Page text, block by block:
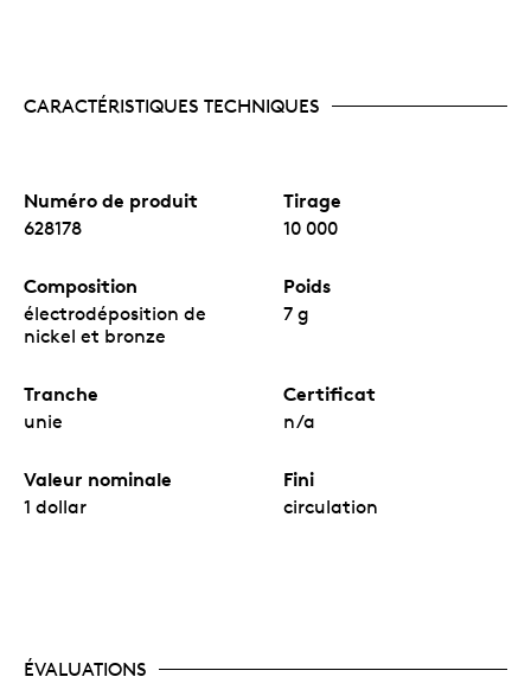
CARACTÉRISTIQUES TECHNIQUES
Numéro de produit
628178
Tirage
10 000
Composition
électrodéposition de
nickel et bronze
Poids
7 g
Tranche
unie
Certificat
n/a
Valeur nominale
1 dollar
Fini
circulation
ÉVALUATIONS